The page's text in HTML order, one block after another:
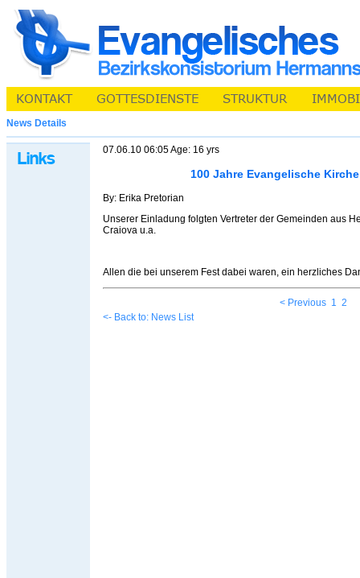
News Details
07.06.10 06:05 Age: 16 yrs
100 Jahre Evangelische
By: Erika Pretorian
Unserer Einladung folgten Vertreter der Gemeinden aus
Craiova u.a.
Allen die bei unserem Fest dabei waren, ein herzliches
< Previous 1 2
<- Back to: News List